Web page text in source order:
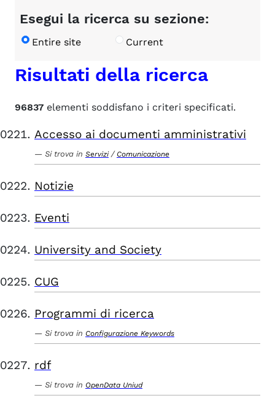
Esegui la ricerca su sezione:
Entire site Current
Risultati della ricerca
96837 elementi soddisfano i criteri specificati.
Accesso ai documenti amministrativi
Si trova in Servizi / Comunicazione
Notizie
Eventi
University and Society
CUG
Programmi di ricerca
Si trova in Configurazione Keywords
rdf
Si trova in OpenData Uniud